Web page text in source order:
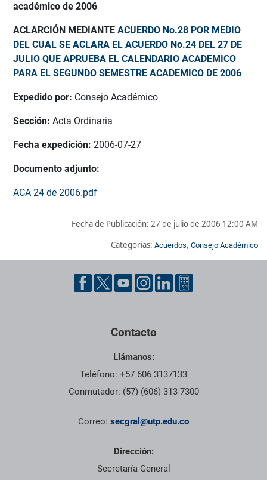
académico de 2006
ACLARCIÓN MEDIANTE ACUERDO No.28 POR MEDIO
DEL CUAL SE ACLARA EL ACUERDO No.24 DEL 27 DE
JULIO QUE APRUEBA EL CALENDARIO ACADEMICO
PARA EL SEGUNDO SEMESTRE ACADEMICO DE 2006
Expedido por: Consejo Académico
Sección: Acta Ordinaria
Fecha expedición: 2006-07-27
Documento adjunto:
ACA 24 de 2006.pdf
Fecha de Publicación: 27 de julio de 2006 12:00 AM
Categorías: Acuerdos, Consejo Académico
Pie de página con información de contacto, redes sociales y
Contacto
Llámanos:
Teléfono: +57 606 3137133
Conmutador: (57) (606) 313 7300
Correo: secgral@utp.edu.co
Dirección:
Secretaría General